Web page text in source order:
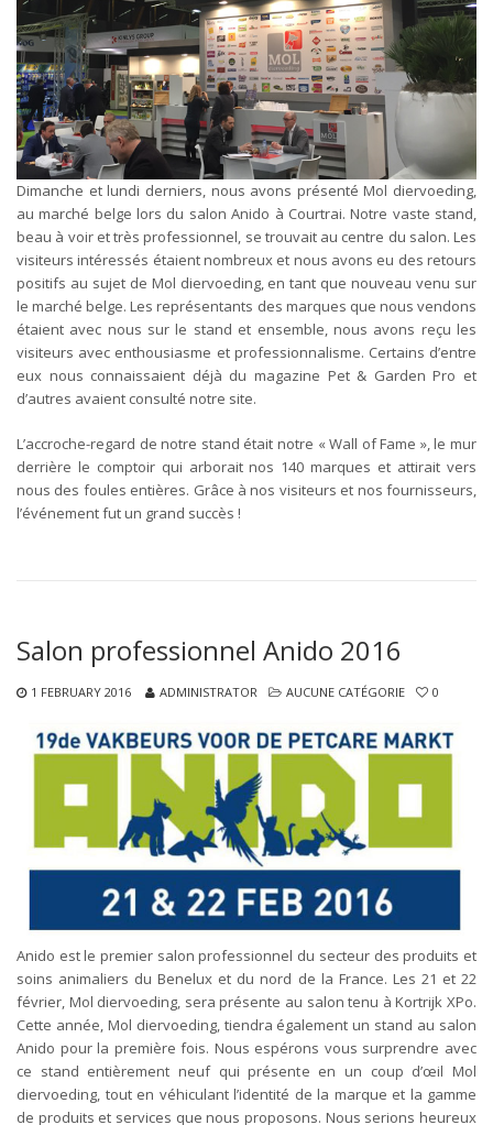
Dimanche et lundi derniers, nous avons présenté Mol diervoeding,
au marché belge lors du salon Anido à Courtrai. Notre vaste stand,
beau à voir et très professionnel, se trouvait au centre du salon. Les
visiteurs intéressés étaient nombreux et nous avons eu des retours
positifs au sujet de Mol diervoeding, en tant que nouveau venu sur
le marché belge. Les représentants des marques que nous vendons
étaient avec nous sur le stand et ensemble, nous avons reçu les
visiteurs avec enthousiasme et professionnalisme. Certains d’entre
eux nous connaissaient déjà du magazine Pet & Garden Pro et
d’autres avaient consulté notre site.
L’accroche-regard de notre stand était notre « Wall of Fame », le mur
derrière le comptoir qui arborait nos 140 marques et attirait vers
nous des foules entières. Grâce à nos visiteurs et nos fournisseurs,
l’événement fut un grand succès !
Salon professionnel Anido 2016
1 FEBRUARY 2016 ADMINISTRATOR AUCUNE CATÉGORIE 0
Anido est le premier salon professionnel du secteur des produits et
soins animaliers du Benelux et du nord de la France. Les 21 et 22
février, Mol diervoeding, sera présente au salon tenu à Kortrijk XPo.
Cette année, Mol diervoeding, tiendra également un stand au salon
Anido pour la première fois. Nous espérons vous surprendre avec
ce stand entièrement neuf qui présente en un coup d’œil Mol
diervoeding, tout en véhiculant l’identité de la marque et la gamme
de produits et services que nous proposons. Nous serions heureux